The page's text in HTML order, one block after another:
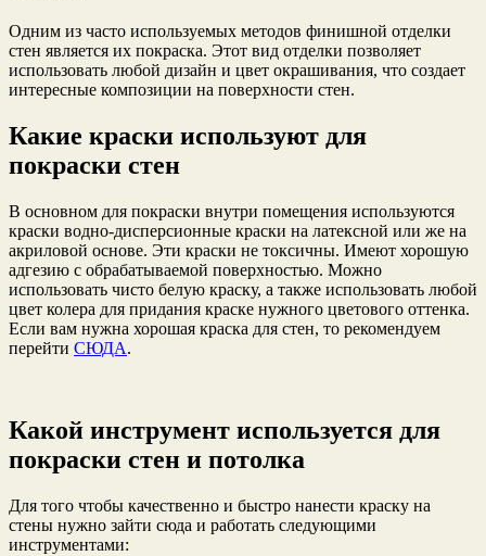
Одним из часто используемых методов финишной отделки
стен является их покраска. Этот вид отделки позволяет
использовать любой дизайн и цвет окрашивания, что создает
интересные композиции на поверхности стен.
Какие краски используют для
покраски стен
В основном для покраски внутри помещения используются
краски водно-дисперсионные краски на латексной или же на
акриловой основе. Эти краски не токсичны. Имеют хорошую
адгезию с обрабатываемой поверхностью. Можно
использовать чисто белую краску, а также использовать любой
цвет колера для придания краске нужного цветового оттенка.
Если вам нужна хорошая краска для стен, то рекомендуем
перейти СЮДА.
Какой инструмент используется для
покраски стен и потолка
Для того чтобы качественно и быстро нанести краску на
стены нужно зайти сюда и работать следующими
инструментами: